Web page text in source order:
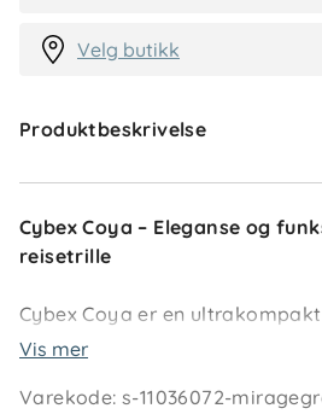
Velg butikk
Produktbeskrivelse
Cybex Coya – Eleganse og
reisetrille
Cybex Coya er en
kombinerer ikonisk design med
håndbagasjevennlig, noe som
Vis mer
Varekode:s-11036072-